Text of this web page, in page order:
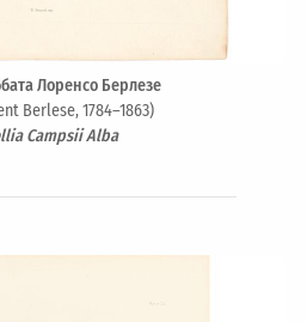
Лоренсо Берлезе
Berlese, 1784–1863)
Campsii Alba